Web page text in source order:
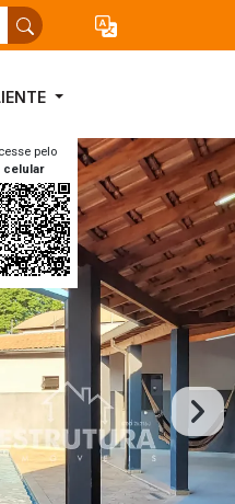
pelo
celular